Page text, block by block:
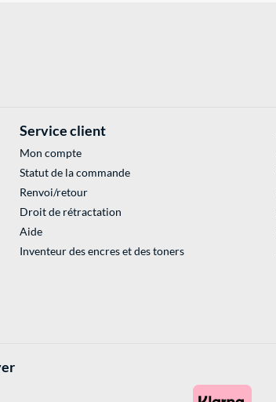
Service client
Mon compte
Statut de la commande
Renvoi/retour
Droit de rétractation
Aide
Inventeur des encres et des toners